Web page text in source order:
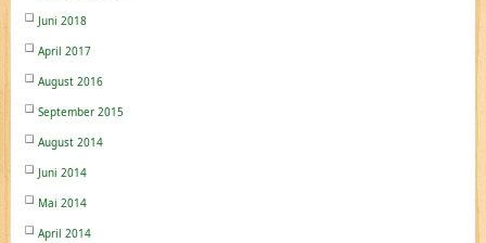
Juni 2018
April 2017
August 2016
September 2015
August 2014
Juni 2014
Mai 2014
April 2014